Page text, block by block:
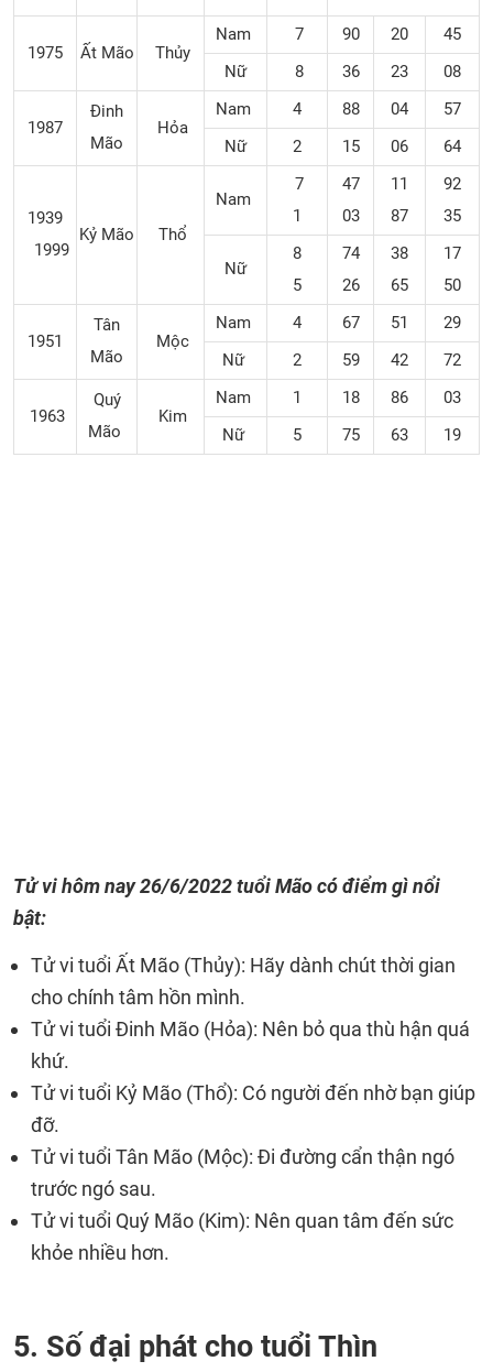
1975 Ất Mão Thủy
Nam 7 90 20
45
Nữ
8 36 23 08
1987
Đinh
Mão
Hỏa
Nam 4 88 04
57
Nữ
2 15 06 64
1939
1999
Kỷ Mão Thổ
Nam
7
1
47
03
11
87
92
35
Nữ
8
5
74
26
38
65
17
50
1951
Tân
Mão
Mộc
Nam 4 67 51
29
Nữ
2 59 42 72
1963
Quý
Mão
Kim
Nam 1 18 86
03
Nữ
5 75 63 19
Tử vi hôm nay 26/6/2022 tuổi Mão có điểm gì nổi
bật:
Tử vi tuổi Ất Mão (Thủy): Hãy dành chút thời gian
cho chính tâm hồn mình.
Tử vi tuổi Đinh Mão (Hỏa): Nên bỏ qua thù hận quá
khứ.
Tử vi tuổi Kỷ Mão (Thổ): Có người đến nhờ bạn giúp
đỡ.
Tử vi tuổi Tân Mão (Mộc): Đi đường cẩn thận ngó
trước ngó sau.
Tử vi tuổi Quý Mão (Kim): Nên quan tâm đến sức
khỏe nhiều hơn.
5. Số đại phát cho tuổi Thìn